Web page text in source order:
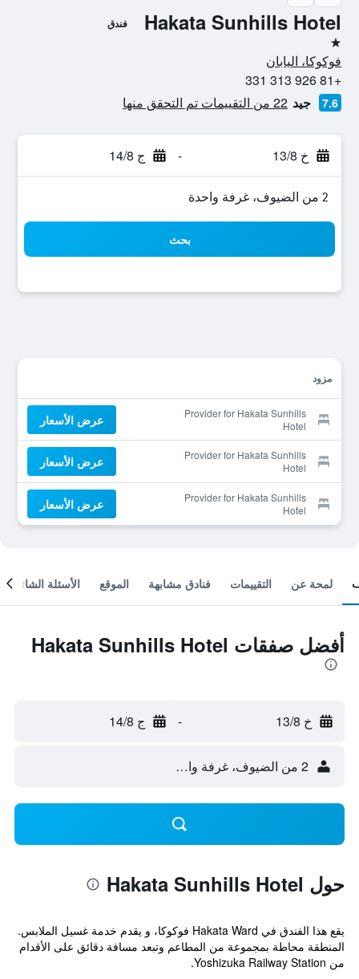
Hakata Sunhills Hotel فندق
نجمة واحدة
فوكوكا، اليابان
+81 926 313 331
7.6 جيد 22 من التقييمات تم التحقق منها
خ 13/8 - ج 14/8
2 من الضيوف، غرفة واحدة
بحث
مزود
Provider for Hakata Sunhills
Hotel
عرض الأسعار
Provider for Hakata Sunhills
Hotel
عرض الأسعار
Provider for Hakata Sunhills
Hotel
عرض الأسعار
لمحة عن التقييمات فنادق مشابهة الموقع الأسئلة الشائعة
أفضل صفقات Hakata Sunhills Hotel
خ 13/8 - ج 14/8
2 من الضيوف، غرفة واحدة
حول Hakata Sunhills Hotel
يقع هذا الفندق في Hakata Ward فوكوكا، و يقدم خدمة غسيل الملابس.
المنطقة محاطة بمجموعة من المطاعم وتبعد مسافة دقائق على الأقدام
من Yoshizuka Railway Station.